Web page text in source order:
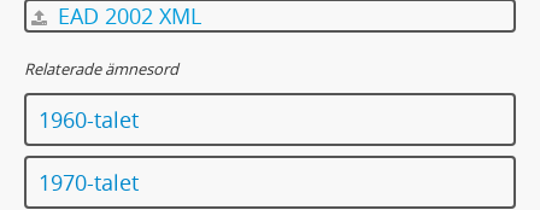
EAD 2002 XML
Relaterade ämnesord
1960-talet
1970-talet